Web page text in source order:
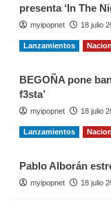
presenta ‘In The
myipopnet 18 julio
Lanzamientos
BEGOÑA pone
f3sta’
myipopnet 18 julio
Lanzamientos
Pablo Alborán
myipopnet 18 julio